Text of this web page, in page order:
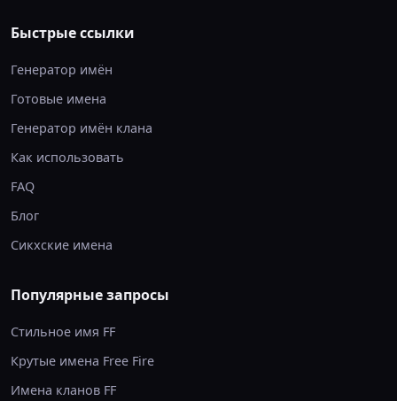
Быстрые ссылки
Генератор имён
Готовые имена
Генератор имён клана
Как использовать
FAQ
Блог
Сикхские имена
Популярные запросы
Стильное имя FF
Крутые имена Free Fire
Имена кланов FF